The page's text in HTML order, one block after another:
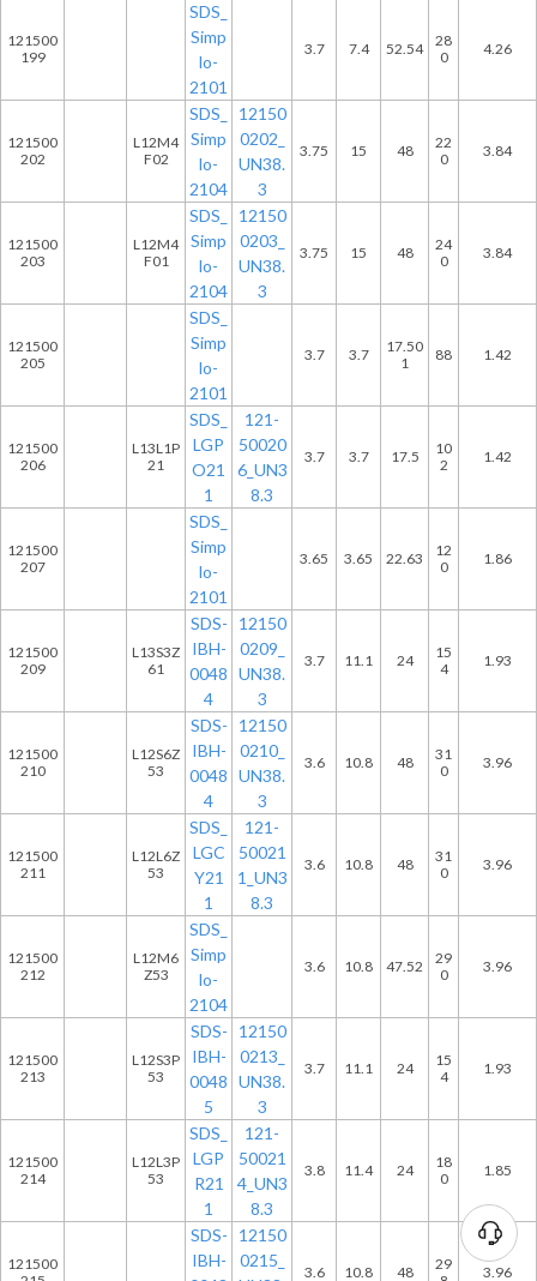
121500
199
SDS_
Simp
lo-
2101
3.7 7.4 52.54
28
0
4.26
121500
202
L12M4
F02
SDS_
Simp
lo-
2104
12150
0202_
UN38.
3
3.75 15 48
22
0
3.84
121500
203
L12M4
F01
SDS_
Simp
lo-
2104
12150
0203_
UN38.
3
3.75 15 48
24
0
3.84
121500
205
SDS_
Simp
lo-
2101
3.7 3.7
17.50
1
88 1.42
121500
206
L13L1P
21
SDS_
LGP
O21
1
121-
50020
6_UN3
8.3
3.7 3.7 17.5
10
2
1.42
121500
207
SDS_
Simp
lo-
2101
3.65 3.65 22.63
12
0
1.86
121500
209
L13S3Z
61
SDS-
IBH-
0048
4
12150
0209_
UN38.
3
3.7 11.1 24
15
4
1.93
121500
210
L12S6Z
53
SDS-
IBH-
0048
4
12150
0210_
UN38.
3
3.6 10.8 48
31
0
3.96
121500
211
L12L6Z
53
SDS_
LGC
Y21
1
121-
50021
1_UN3
8.3
3.6 10.8 48
31
0
3.96
121500
212
L12M6
Z53
SDS_
Simp
lo-
2104
3.6 10.8 47.52
29
0
3.96
121500
213
L12S3P
53
SDS-
IBH-
0048
5
12150
0213_
UN38.
3
3.7 11.1 24
15
4
1.93
121500
214
L12L3P
53
SDS_
LGP
R21
1
121-
50021
4_UN3
8.3
3.8 11.4 24
18
0
1.85
121500
SDS-
IBH-
12150
0215_
3.6 10.8 48
29
3.96